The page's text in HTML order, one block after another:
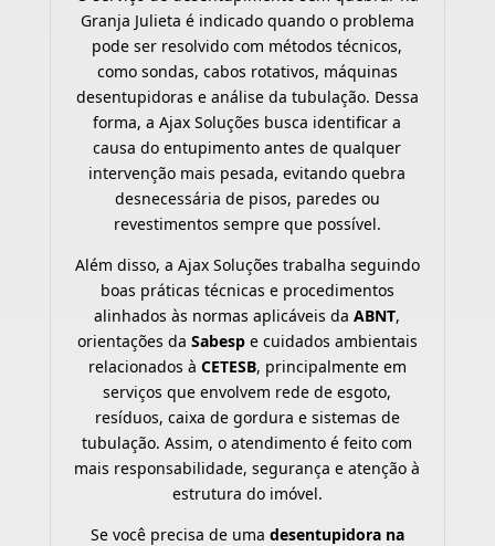
Granja Julieta é indicado quando o problema
pode ser resolvido com métodos técnicos,
como sondas, cabos rotativos, máquinas
desentupidoras e análise da tubulação. Dessa
forma, a Ajax Soluções busca identificar a
causa do entupimento antes de qualquer
intervenção mais pesada, evitando quebra
desnecessária de pisos, paredes ou
revestimentos sempre que possível.
Além disso, a Ajax Soluções trabalha seguindo
boas práticas técnicas e procedimentos
alinhados às normas aplicáveis daABNT,
orientações da Sabespe cuidados ambientais
relacionados à CETESB, principalmente em
serviços que envolvem rede de esgoto,
resíduos, caixa de gordura e sistemas de
tubulação. Assim, o atendimento é feito com
mais responsabilidade, segurança e atenção à
estrutura do imóvel.
Se você precisa de uma desentupidora na